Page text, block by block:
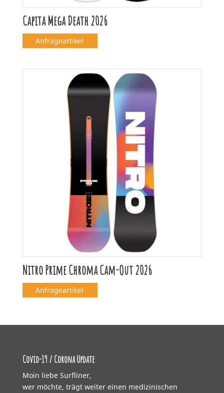
Capita Mega Death 2026
Anfrageartikel
Nitro Prime Chroma Cam-Out 2026
Anfrageartikel
Covid-19 / Corona Update
Moin liebe Surfliner,
wer möchte, trägt weiter einen medizinischen